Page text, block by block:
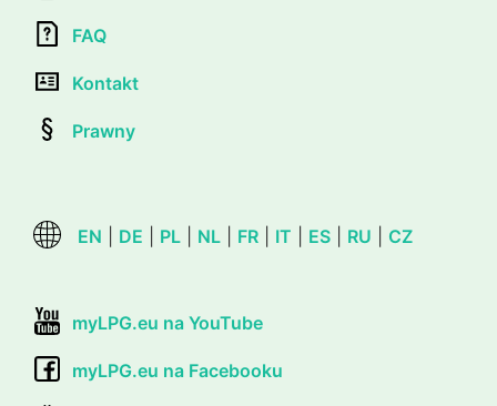
FAQ
Kontakt
Prawny
EN DE PL NL FR IT ES RU CZ
myLPG.eu na YouTube
myLPG.eu na Facebooku